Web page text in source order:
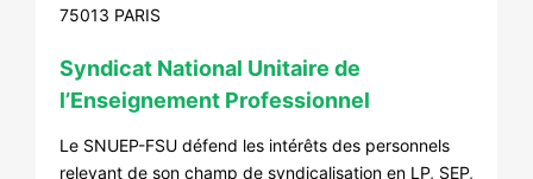
75013 PARIS
Syndicat National Unitaire de
l’Enseignement Professionnel
Le SNUEP-FSU défend les intérêts des personnels
relevant de son champ de syndicalisation en LP, SEP,